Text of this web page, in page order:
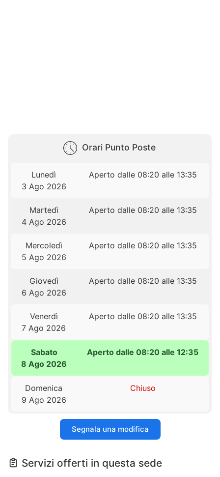
Orari Punto Poste
Lunedì
3 Ago 2026
Aperto dalle 08:20 alle 13:35
Martedì
4 Ago 2026
Aperto dalle 08:20 alle 13:35
Mercoledì
5 Ago 2026
Aperto dalle 08:20 alle 13:35
Giovedì
6 Ago 2026
Aperto dalle 08:20 alle 13:35
Venerdì
7 Ago 2026
Aperto dalle 08:20 alle 13:35
Sabato
8 Ago 2026
Aperto dalle 08:20 alle 12:35
Domenica
9 Ago 2026
Chiuso
Segnala una modifica
Servizi offerti in questa sede